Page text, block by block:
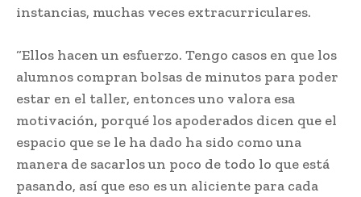
instancias, muchas veces extracurriculares.
“Ellos hacen un esfuerzo. Tengo casos en que los
alumnos compran bolsas de minutos para poder
estar en el taller, entonces uno valora esa
motivación, porqué los apoderados dicen que el
espacio que se le ha dado ha sido como una
manera de sacarlos un poco de todo lo que está
pasando, así que eso es un aliciente para cada